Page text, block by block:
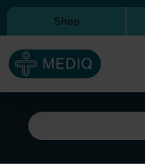
Direkt zur
Shop
Suche